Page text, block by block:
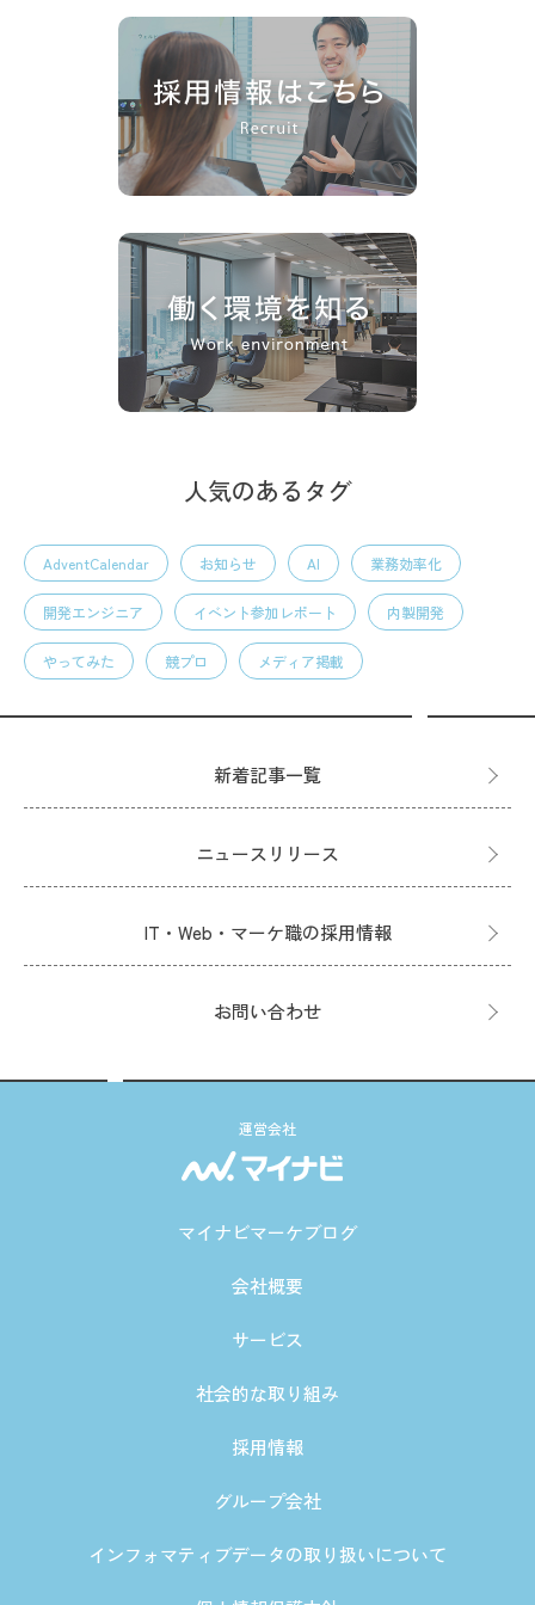
人気のあるタグ
AdventCalendar お知らせ AI 業務効率化
開発エンジニア イベント参加レポート 内製開発
やってみた 競プロ メディア掲載
新着記事一覧
ニュースリリース
IT・Web・マーケ職の採用情報
お問い合わせ
運営会社
マイナビマーケブログ
会社概要
サービス
社会的な取り組み
採用情報
グループ会社
インフォマティブデータの取り扱いについて